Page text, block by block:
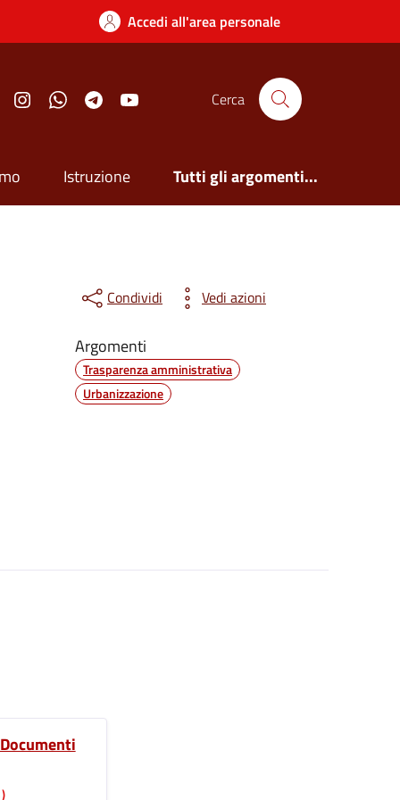
Accedi all'area personale
FacebookInstagramWhatsappTelegram Cerca
Istruzione Tutti gli argomenti...
Condividi Vedi azioni
Argomenti
Trasparenza amministrativa
Urbanizzazione